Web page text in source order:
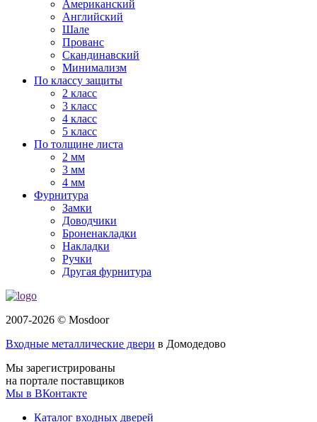
Американский
Английский
Шале
Прованс
Скандинавский
Минимализм
По классу защиты
2 класс
3 класс
4 класс
5 класс
По толщине листа
2 мм
3 мм
4 мм
Фурнитура
Замки
Доводчики
Броненакладки
Накладки
Ручки
Другая фурнитура
2007-2026 © Mosdoor
Входные металлические двери в Домодедово
Мы зарегистрированы
на портале поставщиков
Мы в ВКонтакте
Каталог входных дверей